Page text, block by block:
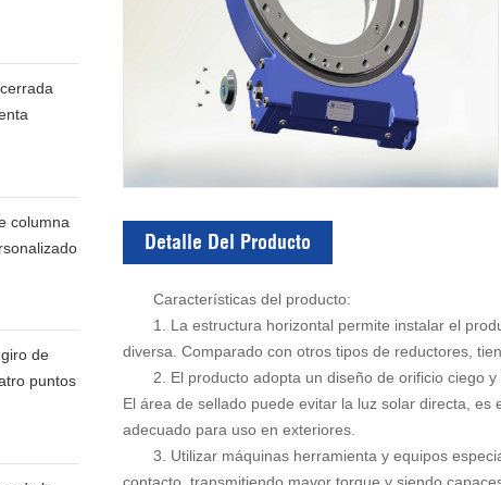
Detalle Del Producto
Características del producto:
1. La estructura horizontal permite instalar el
diversa. Comparado con otros tipos de reductores,
2. El producto adopta un diseño de orificio ciego
El área de sellado puede evitar la luz solar directa,
adecuado para uso en exteriores.
3. Utilizar máquinas herramienta y equipos
columna
calidad
de
puntos